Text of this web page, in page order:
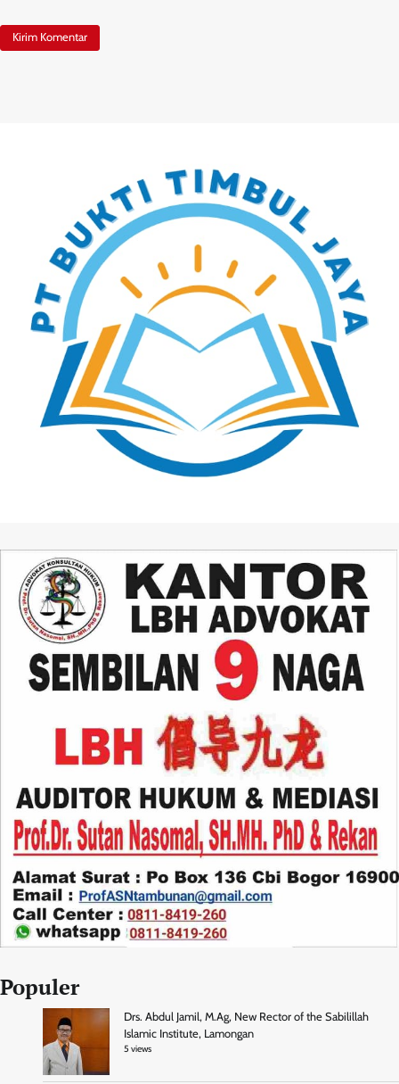
Populer
Drs. Abdul Jamil, M.Ag, New Rector of the Sabilillah
Islamic Institute, Lamongan
5 views